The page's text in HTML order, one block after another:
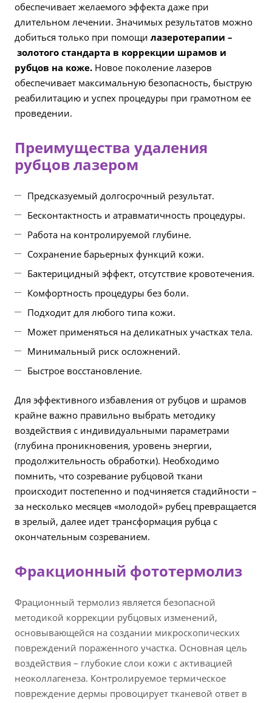
обеспечивает желаемого эффекта даже при
длительном лечении. Значимых результатов можно
добиться только при помощи лазеротерапии –
золотого стандарта в коррекции шрамов и
рубцов на коже. Новое поколение лазеров
обеспечивает максимальную безопасность, быструю
реабилитацию и успех процедуры при грамотном ее
проведении.
Преимущества удаления
рубцов лазером
Предсказуемый долгосрочный результат.
Бесконтактность и атравматичность процедуры.
Работа на контролируемой глубине.
Сохранение барьерных функций кожи.
Бактерицидный эффект, отсутствие кровотечения.
Комфортность процедуры без боли.
Подходит для любого типа кожи.
Может применяться на деликатных участках тела.
Минимальный риск осложнений.
Быстрое восстановление.
Для эффективного избавления от рубцов и шрамов
крайне важно правильно выбрать методику
воздействия с индивидуальными параметрами
(глубина проникновения, уровень энергии,
продолжительность обработки). Необходимо
помнить, что созревание рубцовой ткани
происходит постепенно и подчиняется стадийности –
за несколько месяцев «молодой» рубец превращается
в зрелый, далее идет трансформация рубца с
окончательным созреванием.
Фракционный фототермолиз
Фрационный термолиз является безопасной
методикой коррекции рубцовых изменений,
основывающейся на создании микроскопических
повреждений пораженного участка. Основная цель
воздействия – глубокие слои кожи с активацией
неоколлагенеза. Контролируемое термическое
повреждение дермы провоцирует тканевой ответ в